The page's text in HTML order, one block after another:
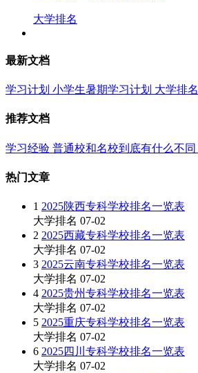
大学排名
最新文档
学习计划 小学生暑期学习计划 大学排名
推荐文档
学习经验 普通校和名校到底有什么不同
热门文章
1 2025陕西专科学校排名一览表
大学排名 07-02
2 2025西藏专科学校排名一览表
大学排名 07-02
3 2025云南专科学校排名一览表
大学排名 07-02
4 2025贵州专科学校排名一览表
大学排名 07-02
5 2025重庆专科学校排名一览表
大学排名 07-02
6 2025四川专科学校排名一览表
大学排名 07-02